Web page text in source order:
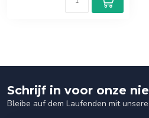
Schrijf in voor onze
Bleibe auf dem Laufenden mit